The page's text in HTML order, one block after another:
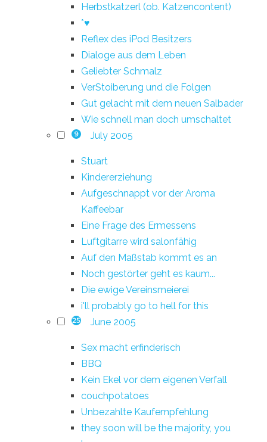
Herbstkatzerl (ob. Katzencontent)
*♥
Reflex des iPod Besitzers
Dialoge aus dem Leben
Geliebter Schmalz
VerStoiberung und die Folgen
Gut gelacht mit dem neuen Salbader
Wie schnell man doch umschaltet
9 July 2005
Stuart
Kindererziehung
Aufgeschnappt vor der Aroma
Kaffeebar
Eine Frage des Ermessens
Luftgitarre wird salonfähig
Auf den Maßstab kommt es an
Noch gestörter geht es kaum...
Die ewige Vereinsmeierei
i'll probably go to hell for this
25 June 2005
Sex macht erfinderisch
BBQ
Kein Ekel vor dem eigenen Verfall
couchpotatoes
Unbezahlte Kaufempfehlung
they soon will be the majority, you